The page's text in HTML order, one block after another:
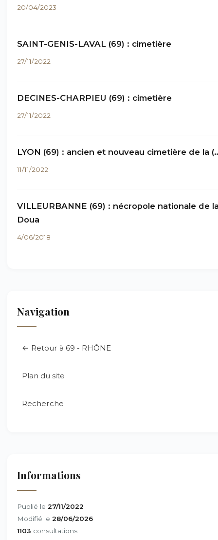
20/04/2023
SAINT-GENIS-LAVAL (69) : cimetière
27/11/2022
DECINES-CHARPIEU (69) : cimetière
27/11/2022
LYON (69) : ancien et nouveau cimetière de la
11/11/2022
VILLEURBANNE (69) : nécropole nationale de
Doua
4/06/2018
Navigation
← Retour à 69 - RHÔNE
Plan du site
Recherche
Informations
Publié le 27/11/2022
Modifié le 28/06/2026
1103 consultations